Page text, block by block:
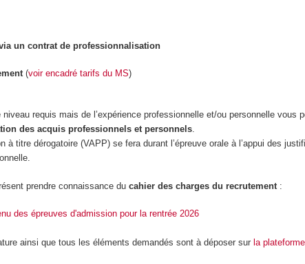
un contrat de professionnalisation
(voir encadré tarifs du MS)
niveau requis mais de l’expérience professionnelle et/ou personnelle vous
des acquis professionnels et personnels.
à titre dérogatoire (VAPP) se fera durant l’épreuve orale à l’appui des
prendre connaissance ducahier des charges du recrutement :
des épreuves d'admission pour la rentrée 2026
ainsi que tous les éléments demandés sont à déposer sur la